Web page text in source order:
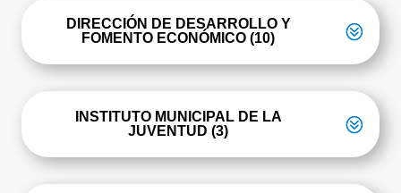
DIRECCIÓN DE DESARROLLO Y
FOMENTO ECONÓMICO (10)
INSTITUTO MUNICIPAL DE LA
JUVENTUD (3)